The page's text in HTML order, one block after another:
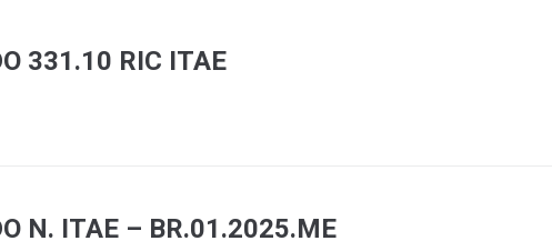
331.10 RIC ITAE
N. ITAE – BR.01.2025.ME